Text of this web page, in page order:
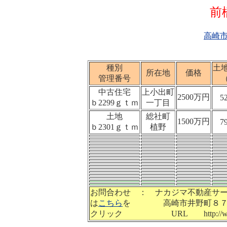
前橋市の売
高崎
種別
管理番号
所在地 価格
土
中古住宅
ｂ2299ｇｔｍ
上小出町
一丁目
2500万円
土地
ｂ2301ｇｔｍ
総社町
植野
1500万円
お問合わせ ： ナカジマ不動産サ
はこちら を 高崎市井野町８７５
クリック URL http://